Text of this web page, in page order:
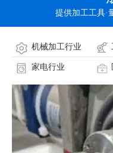
提供加工工具·
机械加工行业
家电行业